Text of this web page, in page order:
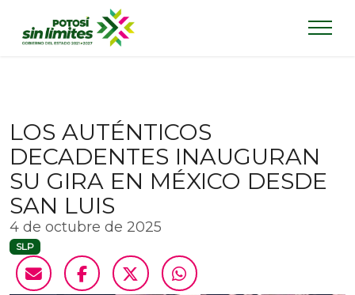
LOS AUTÉNTICOS
DECADENTES INAUGURAN
SU GIRA EN MÉXICO DESDE
SAN LUIS
4 de octubre de 2025
SLP